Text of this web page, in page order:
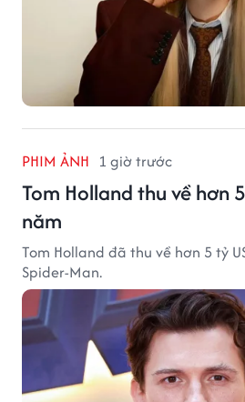
PHIM ẢNH 1 giờ trước
Tom Holland thu về hơn
năm
Tom Holland đã thu về hơn 5 tỷ
Spider-Man.